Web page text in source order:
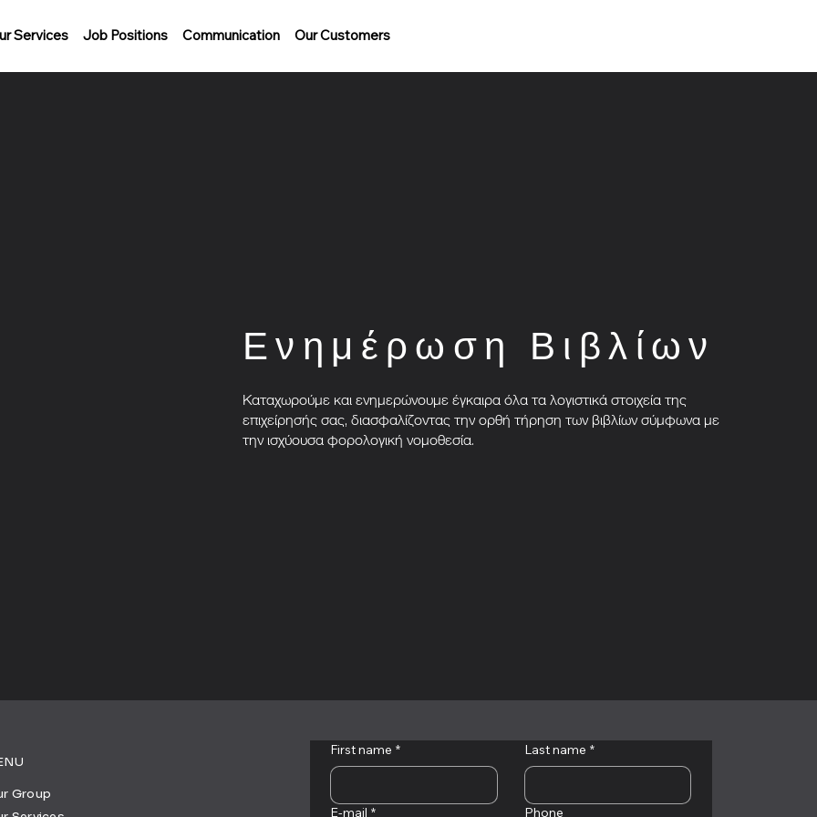
Services Job Positions Communication Our Customers
Ενημέρωση Βιβλίων
Καταχωρούμε και ενημερώνουμε έγκαιρα όλα τα λογιστικά στοιχεία της
επιχείρησής σας, διασφαλίζοντας την ορθή τήρηση των βιβλίων σύμφωνα με
την ισχύουσα φορολογική νομοθεσία.
Group
First name * Last name *
E-mail * Phone